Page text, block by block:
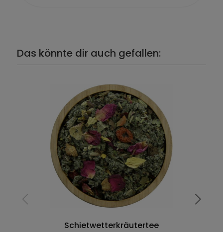
Das könnte dir auch gefallen:
Schietwetterkräutertee